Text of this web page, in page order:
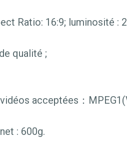
Ratio: 16:9; luminosité :
qualité ;
acceptées：
: 600g.